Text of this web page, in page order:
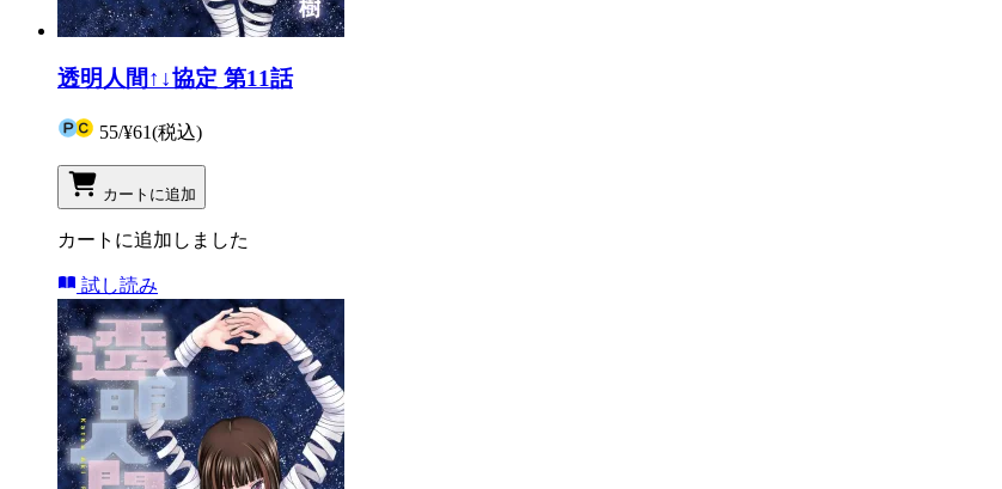
透明人間↑↓協定 第11話
55/¥61(税込)
カートに追加
カートに追加しました
試し読み